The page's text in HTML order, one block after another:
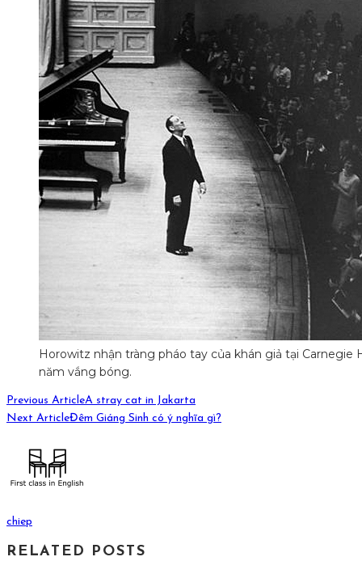
Horowitz nhận tràng pháo tay của khán giả tại Carnegie
năm vắng bóng.
Previous ArticleA stray cat in Jakarta
Next ArticleĐêm Giáng Sinh có ý nghĩa gì?
chiep
RELATED POSTS